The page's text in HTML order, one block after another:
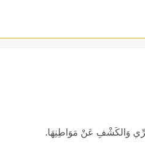
وَالكَشْفِ عَنْ مَوَاطِنِهَا.